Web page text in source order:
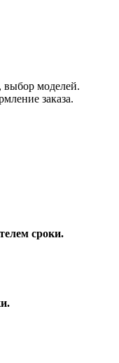
выбор моделей.
заказа.
сроки.